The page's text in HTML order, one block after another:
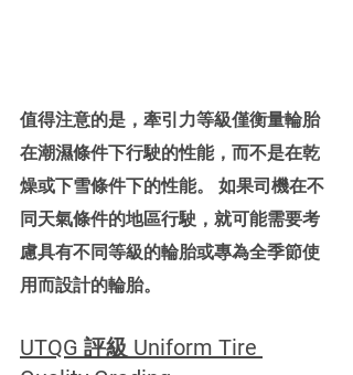
值得注意的是，牽引力等級僅衡量輪胎
在潮濕條件下行駛的性能，而不是在乾
燥或下雪條件下的性能。 如果司機在不
同天氣條件的地區行駛，就可能需要考
慮具有不同等級的輪胎或專為全季節使
用而設計的輪胎。
UTQG 評級 Uniform Tire